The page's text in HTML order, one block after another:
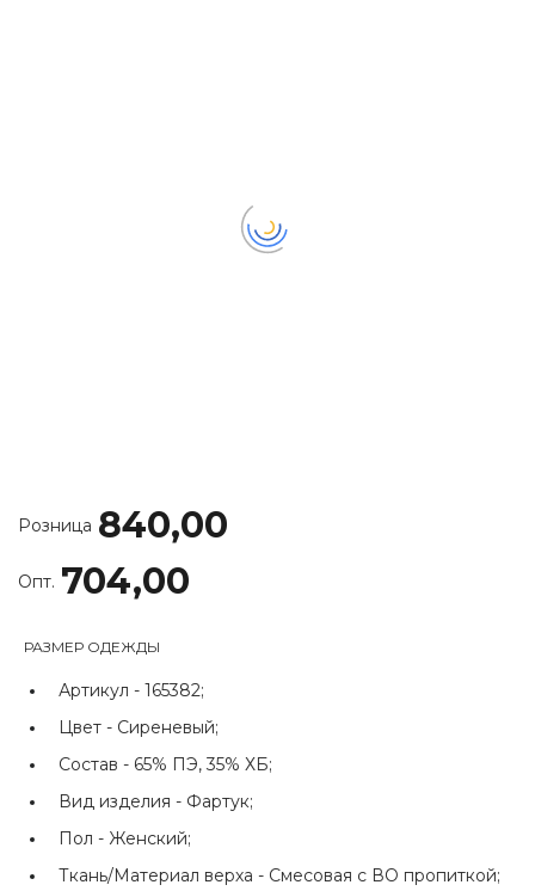
Розница 840,00
Опт. 704,00
РАЗМЕР ОДЕЖДЫ
Артикул - 165382;
Цвет - Сиреневый;
Состав - 65% ПЭ, 35% ХБ;
Вид изделия - Фартук;
Пол - Женский;
Ткань/Материал верха - Смесовая с ВО пропиткой;